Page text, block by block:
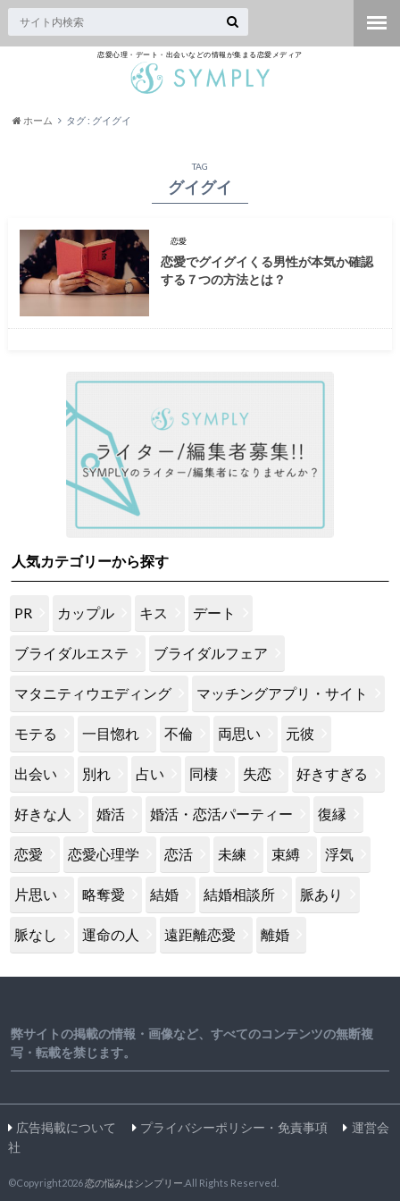
恋愛心理・デート・出会いなどの情報が集まる恋愛メディア
ホーム タグ : グイグイ
TAG
グイグイ
恋愛
恋愛でグイグイくる男性が本気か確認
する７つの方法とは？
人気カテゴリーから探す
PR カップル キス デート
ブライダルエステ ブライダルフェア
マタニティウエディング マッチングアプリ・サイト
モテる 一目惚れ 不倫 両思い 元彼
出会い 別れ 占い 同棲 失恋 好きすぎる
好きな人 婚活 婚活・恋活パーティー 復縁
恋愛 恋愛心理学 恋活 未練 束縛 浮気
片思い 略奪愛 結婚 結婚相談所 脈あり
脈なし 運命の人 遠距離恋愛 離婚
弊サイトの掲載の情報・画像など、すべてのコンテンツの無断複
写・転載を禁じます。
広告掲載について プライバシーポリシー・免責事項
運営会
社
©Copyright2026恋の悩みはシンプリー .All Rights Reserved.